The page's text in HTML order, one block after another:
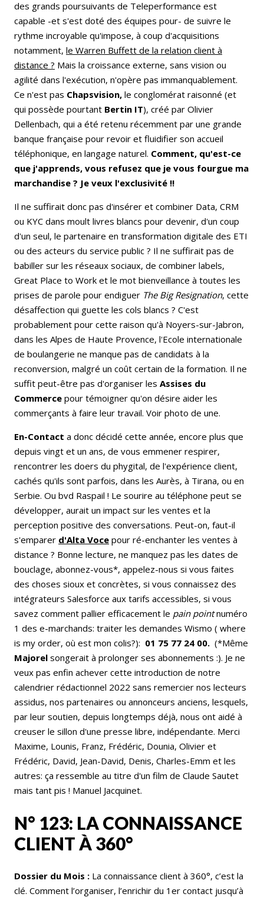
des grands poursuivants de Teleperformance est
capable -et s'est doté des équipes pour- de suivre le
rythme incroyable qu'impose, à coup d'acquisitions
notamment, le Warren Buffett de la relation client à
distance ? Mais la croissance externe, sans vision ou
agilité dans l'exécution, n'opère pas immanquablement.
Ce n'est pas Chapsvision, le conglomérat raisonné (et
qui possède pourtant Bertin IT), créé par Olivier
Dellenbach, qui a été retenu récemment par une grande
banque française pour revoir et fluidifier son accueil
téléphonique, en langage naturel. Comment, qu'est-ce
que j'apprends, vous refusez que je vous fourgue ma
marchandise ? Je veux l'exclusivité !!
Il ne suffirait donc pas d'insérer et combiner Data, CRM
ou KYC dans moult livres blancs pour devenir, d'un coup
d'un seul, le partenaire en transformation digitale des ETI
ou des acteurs du service public ? Il ne suffirait pas de
babiller sur les réseaux sociaux, de combiner labels,
Great Place to Work et le mot bienveillance à toutes les
prises de parole pour endiguer The Big Resignation, cette
désaffection qui guette les cols blancs ? C'est
probablement pour cette raison qu'à Noyers-sur-Jabron,
dans les Alpes de Haute Provence, l'Ecole internationale
de boulangerie ne manque pas de candidats à la
reconversion, malgré un coût certain de la formation. Il ne
suffit peut-être pas d'organiser les Assises du
Commerce pour témoigner qu'on désire aider les
commerçants à faire leur travail. Voir photo de une.
En-Contact a donc décidé cette année, encore plus que
depuis vingt et un ans, de vous emmener respirer,
rencontrer les doers du phygital, de l'expérience client,
cachés qu'ils sont parfois, dans les Aurès, à Tirana, ou en
Serbie. Ou bvd Raspail ! Le sourire au téléphone peut se
développer, aurait un impact sur les ventes et la
perception positive des conversations. Peut-on, faut-il
s'emparer d'Alta Voce pour ré-enchanter les ventes à
distance ? Bonne lecture, ne manquez pas les dates de
bouclage, abonnez-vous*, appelez-nous si vous faites
des choses sioux et concrètes, si vous connaissez des
intégrateurs Salesforce aux tarifs accessibles, si vous
savez comment pallier efficacement le pain pointnuméro
1 des e-marchands: traiter les demandes Wismo ( where
is my order, où est mon colis?): 01 75 77 24 00. (*Même
Majorel songerait à prolonger ses abonnements :). Je ne
veux pas enfin achever cette introduction de notre
calendrier rédactionnel 2022 sans remercier nos lecteurs
assidus, nos partenaires ou annonceurs anciens, lesquels,
par leur soutien, depuis longtemps déjà, nous ont aidé à
creuser le sillon d'une presse libre, indépendante. Merci
Maxime, Lounis, Franz, Frédéric, Dounia, Olivier et
Frédéric, David, Jean-David, Denis, Charles-Emm et les
autres: ça ressemble au titre d'un film de Claude Sautet
mais tant pis ! Manuel Jacquinet.
N° 123: LA CONNAISSANCE
CLIENT À 360°
Dossier du Mois : La connaissance client à 360°, c’est la
clé. Comment l’organiser, l’enrichir du 1er contact jusqu’à